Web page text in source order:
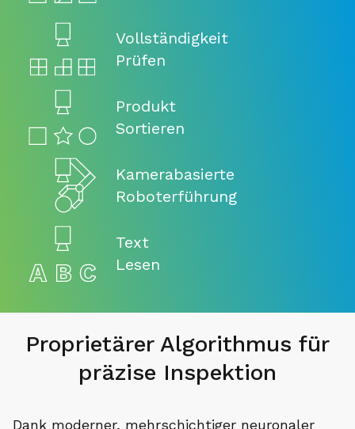
Vollständigkeit
Prüfen
Produkt
Sortieren
Kamerabasierte
Roboterführung
Text
Lesen
Proprietärer Algorithmus für
präzise Inspektion
Dank moderner, mehrschichtiger neuronaler